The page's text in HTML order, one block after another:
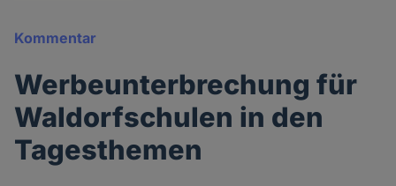
Kommentar
Werbeunterbrechung für
Waldorfschulen in den
Tagesthemen